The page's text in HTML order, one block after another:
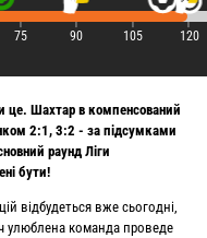
|
75
|
90
|
105
|
120
це. Шахтар в компенсований
2:1, 3:2 - за підсумками
раунд Ліги
бути!
відбудеться вже сьогодні,
улюблена команда проведе